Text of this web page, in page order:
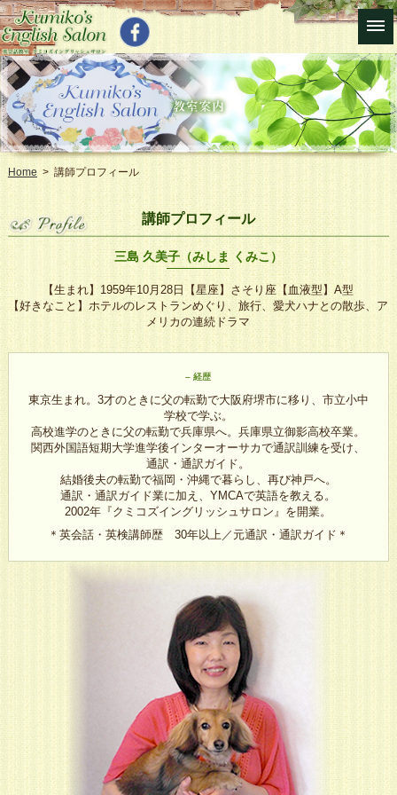
Home > 講師プロフィール
講師プロフィール
三島 久美子（みしま くみこ）
【生まれ】1959年10月28日【星座】さそり座【血液型】A型
【好きなこと】ホテルのレストランめぐり、旅行、愛犬ハナとの散歩、ア
メリカの連続ドラマ
– 経歴
東京生まれ。3才のときに父の転勤で大阪府堺市に移り、市立小中
学校で学ぶ。
高校進学のときに父の転勤で兵庫県へ。兵庫県立御影高校卒業。
関西外国語短期大学進学後インターオーサカで通訳訓練を受け、
通訳・通訳ガイド。
結婚後夫の転勤で福岡・沖縄で暮らし、再び神戸へ。
通訳・通訳ガイド業に加え、YMCAで英語を教える。
2002年『クミコズイングリッシュサロン』を開業。
＊英会話・英検講師歴 30年以上／元通訳・通訳ガイド＊